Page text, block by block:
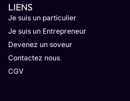
LIENS
Je suis un particulier
Je suis un Entrepreneur
Devenez un soveur
Contactez nous
CGV